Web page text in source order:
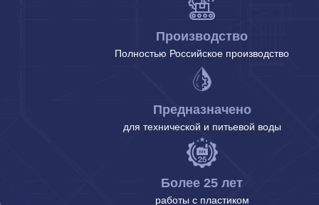
Производство
Полностью Российское производство
Предназначено
для технической и питьевой воды
Более 25 лет
работы с пластиком